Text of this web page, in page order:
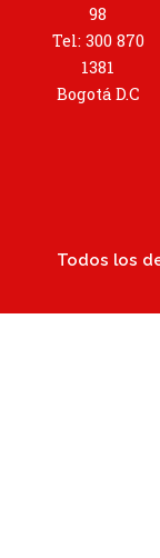
98
Tel: 300 870
1381
Bogotá D.C
Todos los